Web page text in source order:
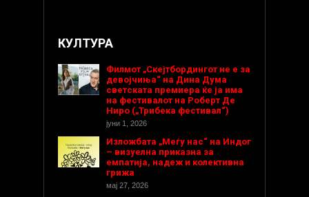
КУЛТУРА
Филмот „Скејтбордингот не е за
девојчиња“ на Дина Дума
светската премиера ќе ја има
на фестивалот на Роберт Де
Ниро („Трибека фестивал“)
јуни 1, 2026
Изложбата „Меѓу нас“ на Индог
– визуелна приказна за
емпатија, надеж и колективна
грижа
мај 27, 2026